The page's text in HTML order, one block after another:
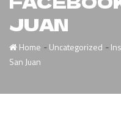
JUAN
Home -Uncategorized -
San Juan